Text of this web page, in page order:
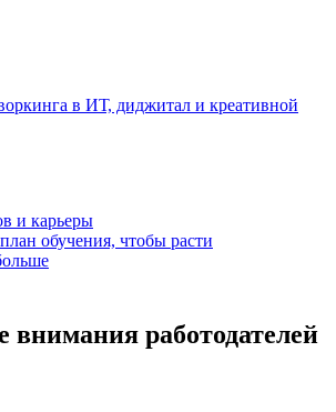
в ИТ, диджитал и креативной
и карьеры
обучения, чтобы расти
внимания работодателей